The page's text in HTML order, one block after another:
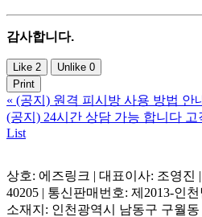
감사합니다.
Like 2 Unlike 0
Print
« (공지) 원격 피시방 사용 방법 안
(공지) 24시간 상담 가능 합니다 고
List
상호: 에즈링크 | 대표이사: 조영진
40205 | 통신판매번호: 제2013-인
소재지: 인천광역시 남동구 구월